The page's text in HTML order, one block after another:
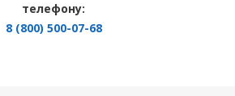
телефону:
8 (800) 500-07-68